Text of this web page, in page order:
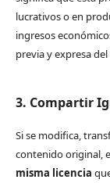
lucrativos o en
ingresos
previa y expresa
3. Compartir
Si se modifica,
contenido original,
misma licencia